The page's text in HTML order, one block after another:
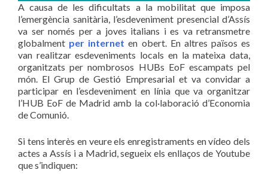
A causa de les dificultats a la mobilitat que imposa
l’emergència sanitària, l’esdeveniment presencial d’Assís
va ser només per a joves italians i es va retransmetre
globalment per internet en obert. En altres països es
van realitzar esdeveniments locals en la mateixa data,
organitzats per nombrosos HUBs EoF escampats pel
món. El Grup de Gestió Empresarial et va convidar a
participar en l’esdeveniment en línia que va organitzar
l’HUB EoF de Madrid amb la col·laboració d’Economia
de Comunió.
Si tens interès en veure els enregistraments en vídeo dels
actes a Assís i a Madrid, segueix els enllaços de Youtube
que s’indiquen: